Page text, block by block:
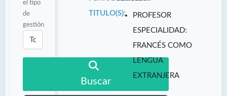
el tipo
de
gestión
Buscar
TITULO(S):
PROFESOR
ESPECIALIDAD:
FRANCÉS COMO
LENGUA
EXTRANJERA